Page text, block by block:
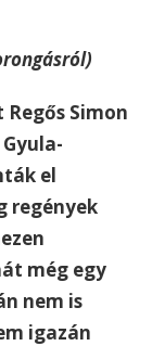
Simon
el
regények
még egy
nem is
igazán